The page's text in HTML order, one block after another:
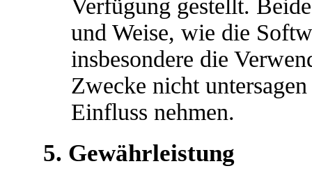
Verfügung gestellt.
und Weise, wie die
insbesondere die
Zwecke nicht
Einfluss nehmen.
5. Gewährleistung